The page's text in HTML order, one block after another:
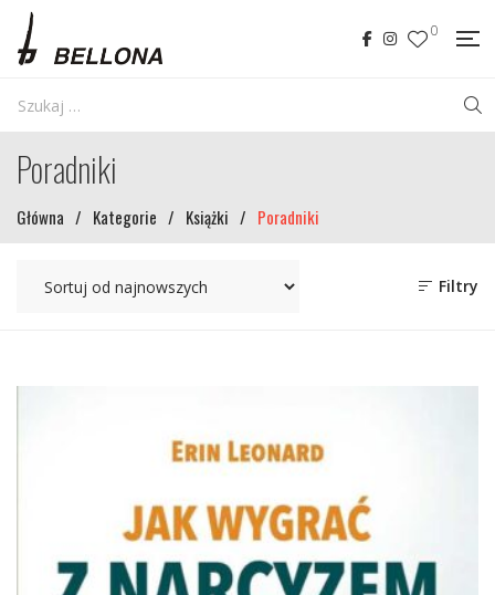
0
Poradniki
Główna / Kategorie / Książki / Poradniki
Filtry